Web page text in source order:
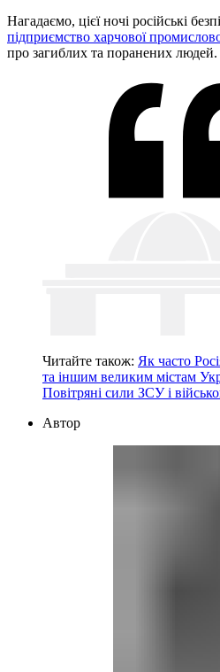
Нагадаємо, цієї ночі російські
підприємство харчової
про загиблих та поранених людей.
Читайте також: Як часто
та іншим великим містам
Повітряні сили ЗСУ і
Автор